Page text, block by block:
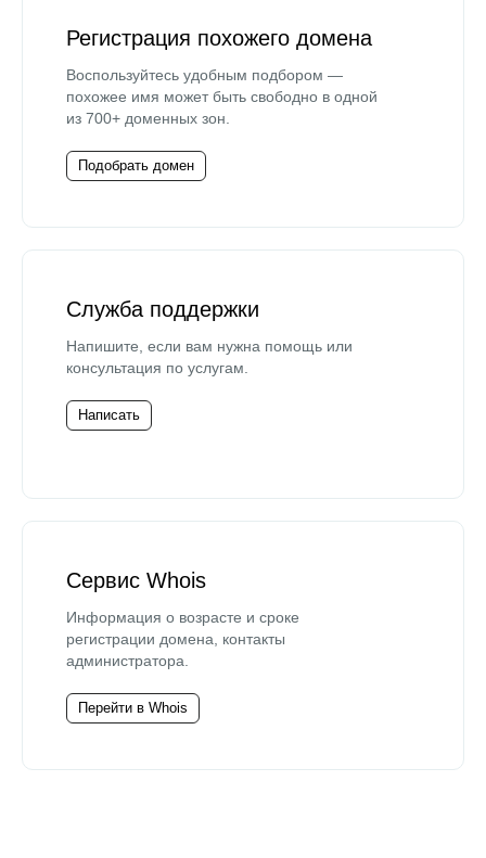
Регистрация похожего домена
Воспользуйтесь удобным подбором —
похожее имя может быть свободно в одной
из 700+ доменных зон.
Подобрать домен
Служба поддержки
Напишите, если вам нужна помощь или
консультация по услугам.
Написать
Сервис Whois
Информация о возрасте и сроке
регистрации домена, контакты
администратора.
Перейти в Whois